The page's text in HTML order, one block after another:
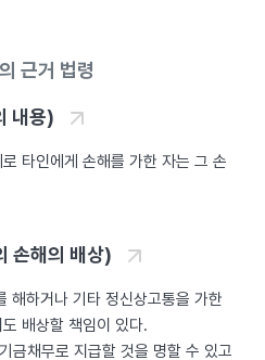
근거 법령
내용)
타인에게 손해를 가한 자는 그 손
손해의 배상)
하거나 기타 정신상고통을 가한
배상할 책임이 있다.
금채무로 지급할 것을 명할 수 있고